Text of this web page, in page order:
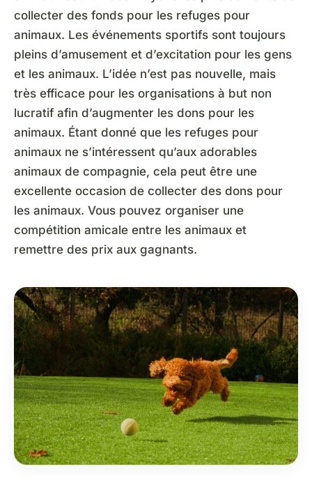
collecter des fonds pour les refuges pour
animaux. Les événements sportifs sont toujours
pleins d’amusement et d’excitation pour les gens
et les animaux. L’idée n’est pas nouvelle, mais
très efficace pour les organisations à but non
lucratif afin d’augmenter les dons pour les
animaux. Étant donné que les refuges pour
animaux ne s’intéressent qu’aux adorables
animaux de compagnie, cela peut être une
excellente occasion de collecter des dons pour
les animaux. Vous pouvez organiser une
compétition amicale entre les animaux et
remettre des prix aux gagnants.